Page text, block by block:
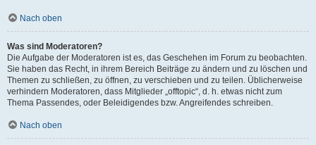
Nach oben
Was sind Moderatoren?
Die Aufgabe der Moderatoren ist es, das Geschehen im Forum zu beobachten.
Sie haben das Recht, in ihrem Bereich Beiträge zu ändern und zu löschen und
Themen zu schließen, zu öffnen, zu verschieben und zu teilen. Üblicherweise
verhindern Moderatoren, dass Mitglieder „offtopic“, d. h. etwas nicht zum
Thema Passendes, oder Beleidigendes bzw. Angreifendes schreiben.
Nach oben